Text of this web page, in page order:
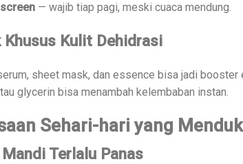
— wajib tiap pagi, meski cuaca mendung.
Khusus Kulit Dehidrasi
sheet mask, dan essence bisa jadi booster
glycerin bisa menambah kelembaban instan.
Sehari-hari yang
Terlalu Panas